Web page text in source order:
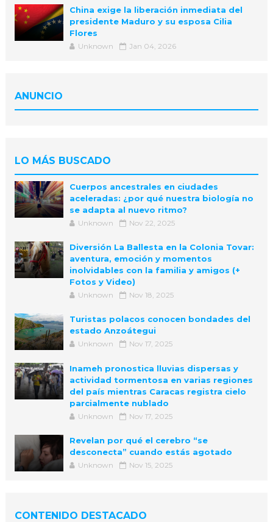
China exige la liberación inmediata del
presidente Maduro y su esposa Cilia
Flores
Unknown Jan 04, 2026
ANUNCIO
LO MÁS BUSCADO
Cuerpos ancestrales en ciudades
aceleradas: ¿por qué nuestra biología no
se adapta al nuevo ritmo?
Unknown Nov 22, 2025
Diversión La Ballesta en la Colonia Tovar:
aventura, emoción y momentos
inolvidables con la familia y amigos (+
Fotos y Video)
Unknown Nov 18, 2025
Turistas polacos conocen bondades del
estado Anzoátegui
Unknown Nov 17, 2025
Inameh pronostica lluvias dispersas y
actividad tormentosa en varias regiones
del país mientras Caracas registra cielo
parcialmente nublado
Unknown Nov 17, 2025
Revelan por qué el cerebro “se
desconecta” cuando estás agotado
Unknown Nov 15, 2025
CONTENIDO DESTACADO